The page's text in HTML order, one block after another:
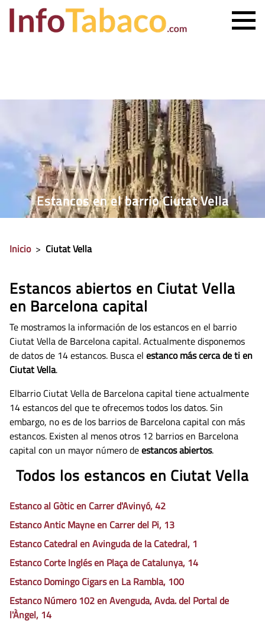
ESTANCO MÁS CERCANO
Estancos en el barrio Ciutat Vella
Inicio > Ciutat Vella
Estancos abiertos en Ciutat Vella
en Barcelona capital
Te mostramos la información de los estancos en el barrio
Ciutat Vella de Barcelona capital. Actualmente disponemos
de datos de 14 estancos. Busca el estanco más cerca de ti en
Ciutat Vella.
Elbarrio Ciutat Vella de Barcelona capital tiene actualmente
14 estancos del que te ofrecemos todos los datos. Sin
embargo, no es de los barrios de Barcelona capital con más
estancos. Existen al menos otros 12 barrios en Barcelona
capital con un mayor número deestancos abiertos.
Todos los estancos en Ciutat Vella
Estanco al Gòtic en Carrer d'Avinyó, 42
Estanco Antic Mayne en Carrer del Pi, 13
Estanco Catedral en Avinguda de la Catedral, 1
Estanco Corte Inglés en Plaça de Catalunya, 14
Estanco Domingo Cigars en La Rambla, 100
Estanco Número 102 en Avenguda, Avda. del Portal de
l'Àngel, 14